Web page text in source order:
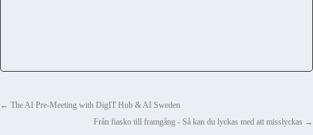
← The AI Pre-Meeting with DigIT Hub & AI Sweden
Från fiasko till framgång - Så kan du lyckas med att misslyckas →